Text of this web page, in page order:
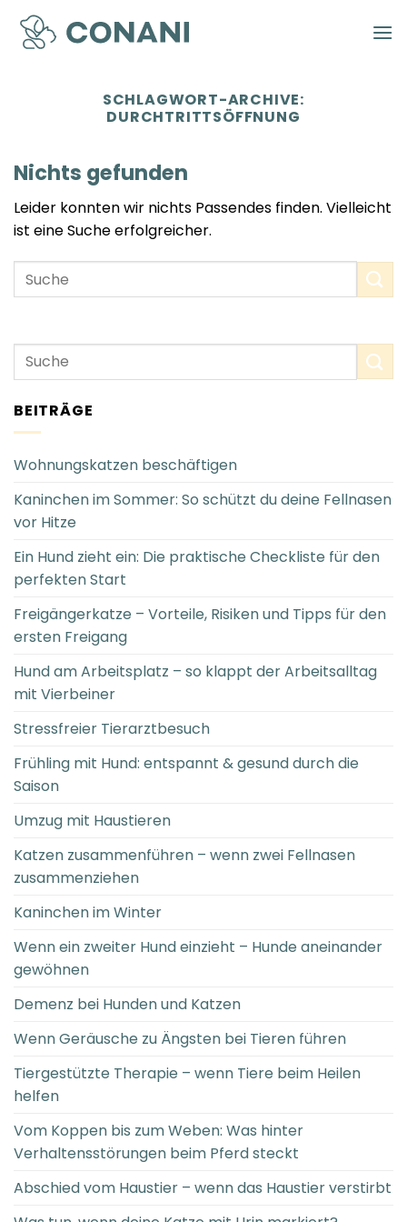
Zum
Inhalt
springen
SCHLAGWORT-ARCHIVE:
DURCHTRITTSÖFFNUNG
Nichts gefunden
Leider konnten wir nichts Passendes finden. Vielleicht
ist eine Suche erfolgreicher.
BEITRÄGE
Wohnungskatzen beschäftigen
Kaninchen im Sommer: So schützt du deine Fellnasen
vor Hitze
Ein Hund zieht ein: Die praktische Checkliste für den
perfekten Start
Freigängerkatze – Vorteile, Risiken und Tipps für den
ersten Freigang
Hund am Arbeitsplatz – so klappt der Arbeitsalltag
mit Vierbeiner
Stressfreier Tierarztbesuch
Frühling mit Hund: entspannt & gesund durch die
Saison
Umzug mit Haustieren
Katzen zusammenführen – wenn zwei Fellnasen
zusammenziehen
Kaninchen im Winter
Wenn ein zweiter Hund einzieht – Hunde aneinander
gewöhnen
Demenz bei Hunden und Katzen
Wenn Geräusche zu Ängsten bei Tieren führen
Tiergestützte Therapie – wenn Tiere beim Heilen
helfen
Vom Koppen bis zum Weben: Was hinter
Verhaltensstörungen beim Pferd steckt
Abschied vom Haustier – wenn das Haustier verstirbt